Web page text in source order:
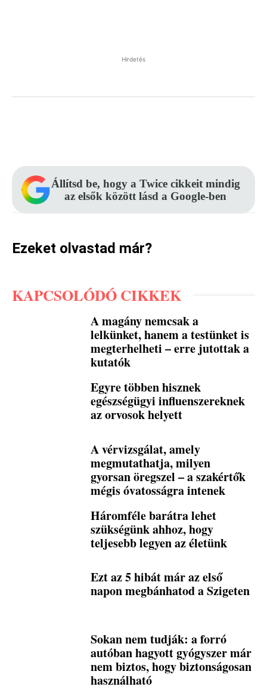
Hirdetés
Állítsd be, hogy a Twice cikkeit mindig
az elsők között lásd a Google-ben
Ezeket olvastad már?
KAPCSOLÓDÓ CIKKEK
A magány nemcsak a
lelkünket, hanem a testünket is
megterhelheti – erre jutottak a
kutatók
Egyre többen hisznek
egészségügyi influenszereknek
az orvosok helyett
A vérvizsgálat, amely
megmutathatja, milyen
gyorsan öregszel – a szakértők
mégis óvatosságra intenek
Háromféle barátra lehet
szükségünk ahhoz, hogy
teljesebb legyen az életünk
Ezt az 5 hibát már az első
napon megbánhatod a Szigeten
Sokan nem tudják: a forró
autóban hagyott gyógyszer már
nem biztos, hogy biztonságosan
használható